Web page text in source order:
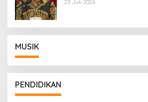
25 Juli 2026
MUSIK
PENDIDIKAN